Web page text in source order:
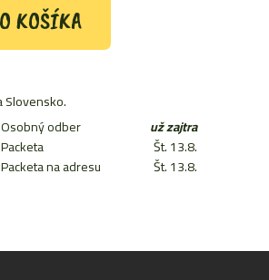
KOŠÍKA
Osobný odber
už zajtra
Packeta
Št. 13.8.
Packeta na adresu
Št. 13.8.